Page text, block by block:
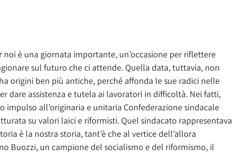
noi è una giornata importante, un’occasione per riflettere
sul futuro che ci attende. Quella data, tuttavia, non
origini ben più antiche, perché affonda le sue radici nelle
dare assistenza e tutela ai lavoratori in difficoltà. Nei fatti,
impulso all’originaria e unitaria Confederazione sindacale
su valori laici e riformisti. Quel sindacato rappresentava
è la nostra storia, tant’è che al vertice dell’allora
Buozzi, un campione del socialismo e del riformismo, il